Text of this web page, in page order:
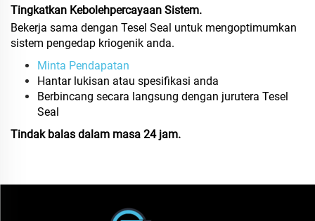
Tingkatkan Kebolehpercayaan Sistem.
Bekerja sama dengan Tesel Seal untuk mengoptimumkan
sistem pengedap kriogenik anda.
Minta Pendapatan
Hantar lukisan atau spesifikasi anda
Berbincang secara langsung dengan jurutera Tesel
Seal
Tindak balas dalam masa 24 jam.